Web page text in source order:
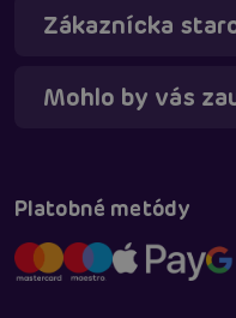
Zákaznícka
Mohlo by vás
Platobné metódy